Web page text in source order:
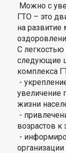
Можно с
ГТО – это
на развитие
С
следующие
комплекса
-
увеличение
жизни
-
возрастов к
-